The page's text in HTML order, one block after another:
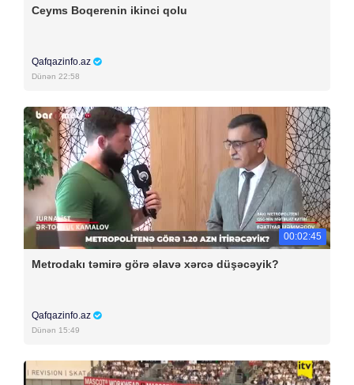
Ceyms Boqerenin ikinci qolu
Qafqazinfo.az
Dünən 22:58
00:02:45
Metrodakı təmirə görə əlavə xərcə düşəcəyik?
Qafqazinfo.az
Dünən 15:49